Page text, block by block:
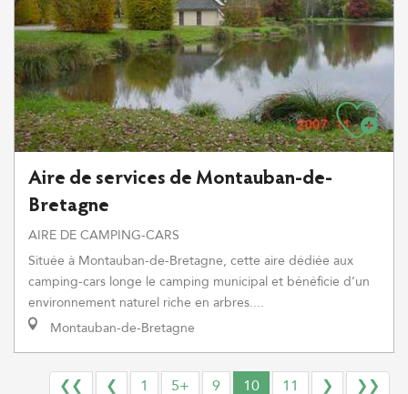
Aire de services de Montauban-de-
Bretagne
AIRE DE CAMPING-CARS
Située à Montauban-de-Bretagne, cette aire dédiée aux
camping-cars longe le camping municipal et bénéficie d’un
environnement naturel riche en arbres....
Montauban-de-Bretagne
❮❮ ❮ 1 5+ 9 10 11 ❯ ❯❯